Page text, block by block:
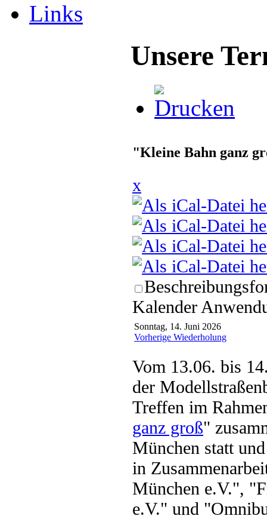
Links
Unsere
"Kleine Bahn ganz
x
Kalender
Sonntag, 14. Juni 2026
Vorherige Wiederholung
Vom 13.06. bis
der
Treffen im
ganz groß"
München statt
in
München e.V.",
e.V." und